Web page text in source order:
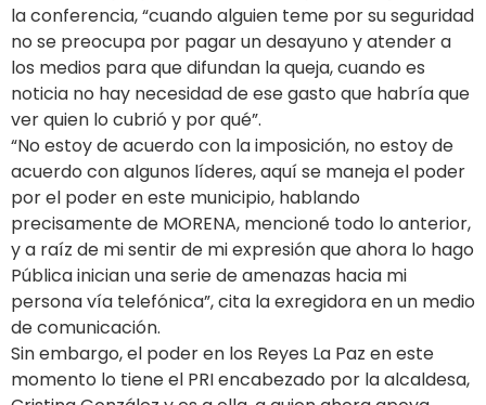
la conferencia, “cuando alguien teme por su seguridad
no se preocupa por pagar un desayuno y atender a
los medios para que difundan la queja, cuando es
noticia no hay necesidad de ese gasto que habría que
ver quien lo cubrió y por qué”.
“No estoy de acuerdo con la imposición, no estoy de
acuerdo con algunos líderes, aquí se maneja el poder
por el poder en este municipio, hablando
precisamente de MORENA, mencioné todo lo anterior,
y a raíz de mi sentir de mi expresión que ahora lo hago
Pública inician una serie de amenazas hacia mi
persona vía telefónica”, cita la exregidora en un medio
de comunicación.
Sin embargo, el poder en los Reyes La Paz en este
momento lo tiene el PRI encabezado por la alcaldesa,